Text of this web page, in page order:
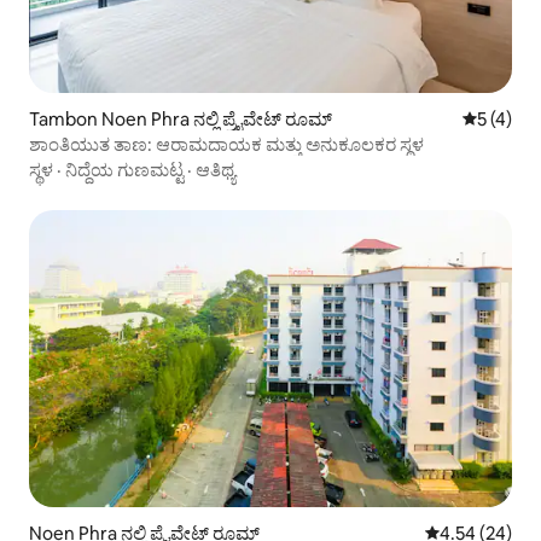
Tambon Noen Phra ನಲ್ಲಿ ಪ್ರೈವೇಟ್ ರೂಮ್ 5 ರಲ್ಲಿ 5
5 (4)
ಶಾಂತಿಯುತ ತಾಣ: ಆರಾಮದಾಯಕ ಮತ್ತು ಅನುಕೂಲಕರ ಸ್ಥಳ
ಸ್ಥಳ · ನಿದ್ದೆಯ ಗುಣಮಟ್ಟ · ಆತಿಥ್ಯ
Noen Phra ನಲ್ಲಿ ಪ್ರೈವೇಟ್ ರೂಮ್ 5 ರಲ್ಲಿ 4.54
4.54 (24)